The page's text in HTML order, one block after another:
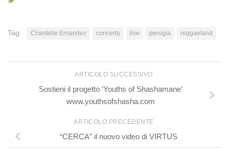
Tag: Chantelle Ernandez concerto live perugia reggaeland
ARTICOLO SUCCESSIVO
Sostieni il progetto ‘Youths of Shashamane’
www.youthsofshasha.com
ARTICOLO PRECEDENTE
“CERCA” il nuovo video di VIRTUS